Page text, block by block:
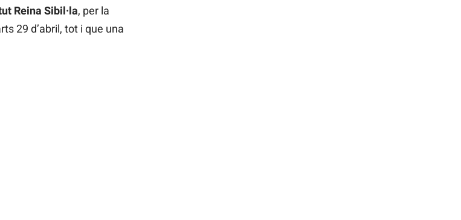
Reina Sibil·la, per la
29 d’abril, tot i que una